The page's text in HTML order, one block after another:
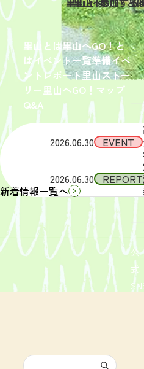
里山とは里山へGO！と
はイベント一覧準備イベ
ントレポート里山ストー
リー里山へGO！マップ
Q&A
公
式
新着情報一覧へ
2026.06.30 EVENT
2026.06.30 REPORT